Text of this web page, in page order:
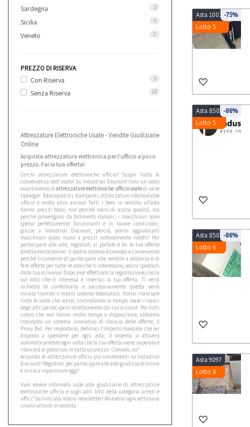
Sardegna 3
Sicilia 4
Veneto 2
PREZZO DI RISERVA
Con Riserva 3
Senza Riserva 24
Attrezzature Elettroniche Usate - Vendite Giudiziarie
Online
Acquista attrezzatura elettronica per l’ufficio a poco
prezzo. Fai la tua offerta!
Cerchi attrezzature elettroniche ufficio? Scopri tutta la
convenienza dell’usato! Su Industrial Discount trovi un vasto
assortimento diattrezzature elettroniche ufficio usatedi varie
tipologie: fotocopiatrici, stampanti, attrezzature informatiche
ufficio e molto altro ancora! Tutti i beni in vendita all’asta
hanno prezzi bassi, non perché siano di scarsa qualità, ma
perché provengono da fallimenti italiani; i macchinari sono
spesso perfettamente funzionanti e in buone condizioni;
grazie a Industrial Discount, perciò, potrai aggiudicarti
macchinari quasi nuovi a prezzi notevolmente ridotti! Per
partecipare alle aste, registrati al portale e fai le tue offerte
direttamente online. Il nostro sistema è comodo e conveniente
perché ti consente di partecipare alle vendite a distanza e di
fare offerte per tutte le aste che ti interessano, senza spostarti
dalla tua scrivania! Dopo aver effettuato la registrazione, clicca
sul lotto che ti interessa e inserisci la tua offerta. Ti verrà
richiesto di confermarla e successivamente questa verrà
inviata tramite il nostro sistema telematico. Potrai rilanciare
tutte le volte che vorrai, controllando in tempo reale i rilanci
degli altri partecipanti direttamente dal tuo account. Per tutti
coloro che non hanno molto tempo a disposizione, abbiamo
concepito un sistema innovativo di rilancio delle offerte, il
Proxy Bid. Per impostarlo, definisci l’importo massimo che sei
disposto a spendere per ogni asta; il sistema si attiverà
automaticamente ogni volta che la tua offerta viene superata e
rilancerà al posto tuo, in tutta sicurezza. Comodo, no?
Acquista le attrezzature ufficio più convenienti su Industrial
Discount! Registrati per partecipare alle aste giudiziarie online
e inizia a risparmiare oggi!
Vuoi essere informato sulle aste giudiziarie di attrezzature
elettroniche ufficio e sugli altri lotti della categoria arredi e
uffici? Iscriviti alla nostra newsletter! Riceverai ogni settimana
i nuovi articoli in vendita.
Asta 10015
Lotto 5
-75%
Asta 8507
Lotto 5
-86%
Asta 8507
Lotto 6
-86%
Asta 9097
Lotto 8